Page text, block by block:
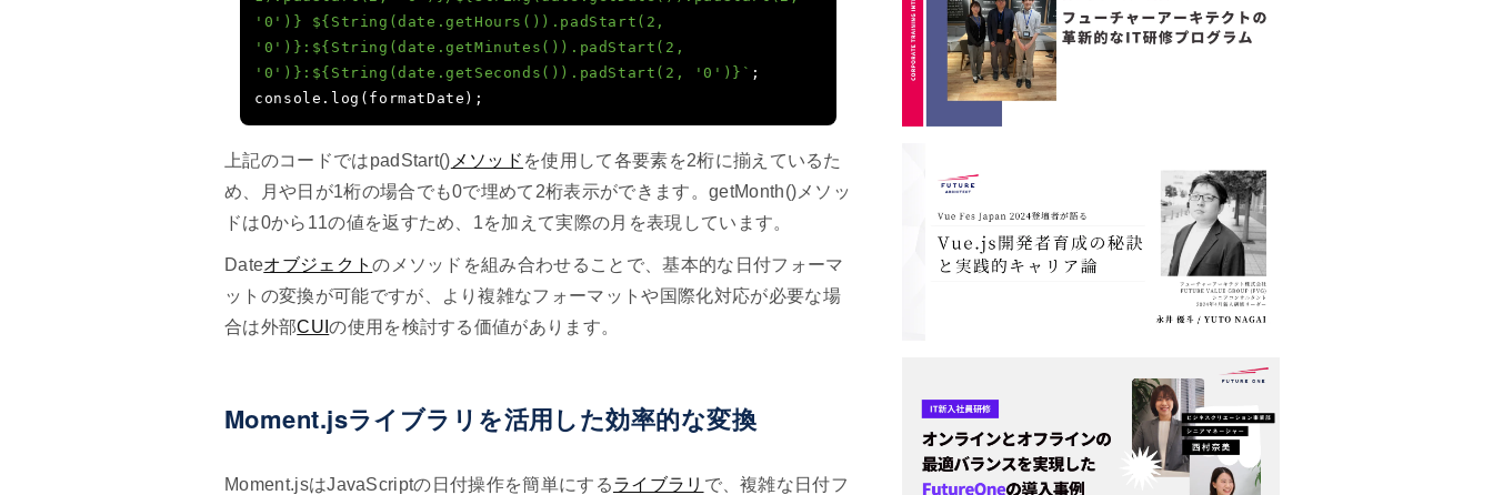
'0')} ${String(date.getHours()).padStart(2,
'0')}:${String(date.getMinutes()).padStart(2,
'0')}:${String(date.getSeconds()).padStart(2, '0')}` ;
console . log ( formatDate );
上記のコードではpadStart() メソッド を使用して各要素を2桁に揃えているた
め、月や日が1桁の場合でも0で埋めて2桁表示ができます。getMonth()メソッ
ドは0から11の値を返すため、1を加えて実際の月を表現しています。
Dateオブジェクトのメソッドを組み合わせることで、基本的な日付フォーマ
ットの変換が可能ですが、より複雑なフォーマットや国際化対応が必要な場
合は外部CUIの使用を検討する価値があります。
Moment.jsライブラリを活用した効率的な変換
Moment.jsはJavaScriptの日付操作を簡単にするライブラリ で、複雑な日付フ